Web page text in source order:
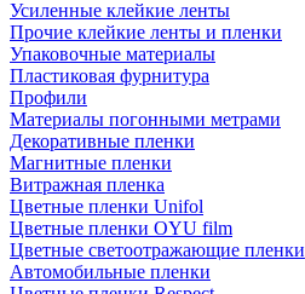
Усиленные клейкие ленты
Прочие клейкие ленты и пленки
Упаковочные материалы
Пластиковая фурнитура
Профили
Материалы погонными метрами
Декоративные пленки
Магнитные пленки
Витражная пленка
Цветные пленки Unifol
Цветные пленки OYU film
Цветные светоотражающие пленки
Автомобильные пленки